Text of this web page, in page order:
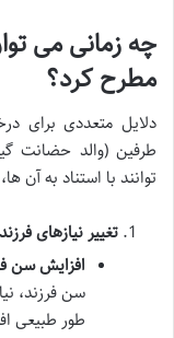
چه زمانی می
مطرح کرد؟
دلایل متعددی برای
طرفین (والد حضانت
توانند با استناد به آن
تغییر نیازهای
افزایش سن
سن فرزند،
طور طبیعی